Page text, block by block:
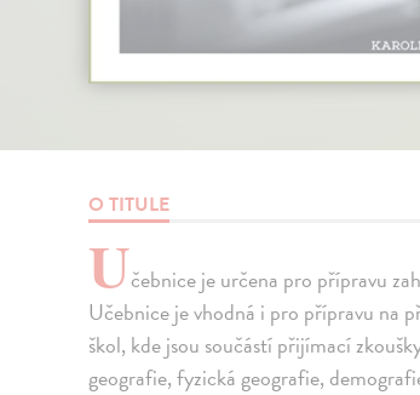
O TITULE
Učebnice je určena pro přípravu
Učebnice je vhodná i pro přípravu na
škol, kde jsou součástí přijímací
geografie, fyzická geografie,